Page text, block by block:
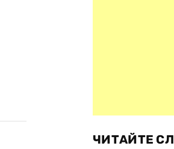
ЧИТАЙТЕ